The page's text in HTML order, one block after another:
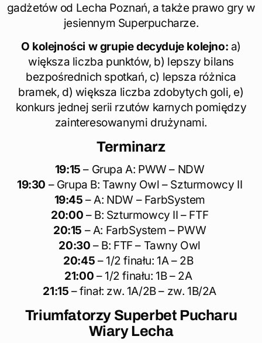
gadżetów od Lecha Poznań, a także prawo gry w
jesiennym Superpucharze.
O kolejności w grupie decyduje kolejno: a)
większa liczba punktów, b) lepszy bilans
bezpośrednich spotkań, c) lepsza różnica
bramek, d) większa liczba zdobytych goli, e)
konkurs jednej serii rzutów karnych pomiędzy
zainteresowanymi drużynami.
Terminarz
19:15 – Grupa A: PWW – NDW
19:30 – Grupa B: Tawny Owl – Szturmowcy II
19:45 – A: NDW – FarbSystem
20:00 – B: Szturmowcy II – FTF
20:15 – A: FarbSystem – PWW
20:30 – B: FTF – Tawny Owl
20:45 – 1/2 finału: 1A – 2B
21:00 – 1/2 finału: 1B – 2A
21:15 – finał: zw. 1A/2B – zw. 1B/2A
Triumfatorzy Superbet Pucharu
Wiary Lecha